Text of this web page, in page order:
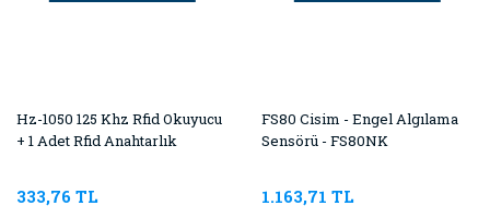
Hz-1050 125 Khz Rfid Okuyucu
+ 1 Adet Rfid Anahtarlık
333,76 TL
FS80 Cisim - Engel Algılama
Sensörü - FS80NK
1.163,71 TL